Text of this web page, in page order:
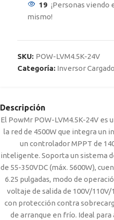
19 ¡Personas viendo
mismo!
SKU: POW-LVM4.5K-24V
Categoría: Inversor
Descripción
El PowMr POW-LVM4.5K-24V
la red de 4500W que integra un
un controlador MPPT de
inteligente. Soporta un sistema
de 55-350VDC (máx. 5600W),
6.25 pulgadas, modo de
voltaje de salida de 100V/
con protección contra
de arranque en frío. Ideal